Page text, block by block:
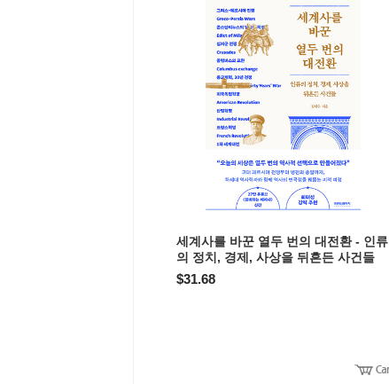
세계사를 바꾼 열두 번의 대전환 - 인류
의 정치, 경제, 사상을 뒤흔든 사건들
$31.68